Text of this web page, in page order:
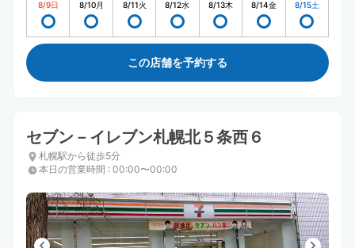
8/9日 8/10月 8/11火 8/12水 8/13木 8/14金 8/15土
この店舗を予約する
セブン－イレブン札幌北５条西６
札幌駅から徒歩5分
本日の営業時間 : 00:00〜00:00